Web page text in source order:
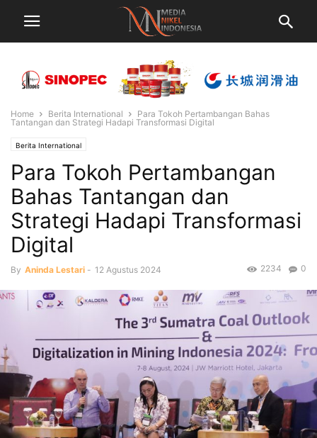
Home Berita International
Para Tokoh Pertambangan Bahas
Tantangan dan Strategi Hadapi Transformasi Digital
Berita International
Para Tokoh Pertambangan
Bahas Tantangan dan
Strategi Hadapi Transformasi
Digital
By Aninda Lestari - 12 Agustus 2024 0
2234